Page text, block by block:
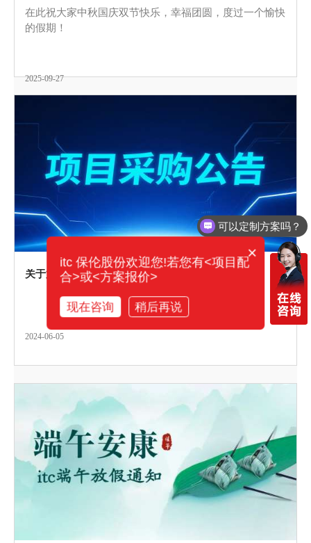
在此祝大家中秋国庆双节快乐，幸福团圆，度过一个愉快
的假期！
2025-09-27
关于第八代数字广播系统采购项目的公告
2024-06-05
可以定制方案吗？
你们电话多少？
×
itc 保伦股份欢迎您!若您有<项目配
合>或<方案报价>
现在咨询 稍后再说